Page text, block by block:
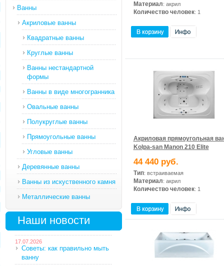
Ванны
Акриловые ванны
Квадратные ванны
Круглые ванны
Ванны нестандартной
формы
Ванны в виде многогранника
Овальные ванны
Полукруглые ванны
Прямоугольные ванны
Угловые ванны
Деревянные ванны
Ванны из искуственного камня
Металлические ванны
Наши новости
17.07.2026
Советы: как правильно мыть
ванну
Материал: акрил
Количество человек: 1
Акриловая прямоугольная
Kolpa-san Manon 210 Elite
44 440 руб.
Тип: встраиваемая
Материал: акрил
Количество человек: 1